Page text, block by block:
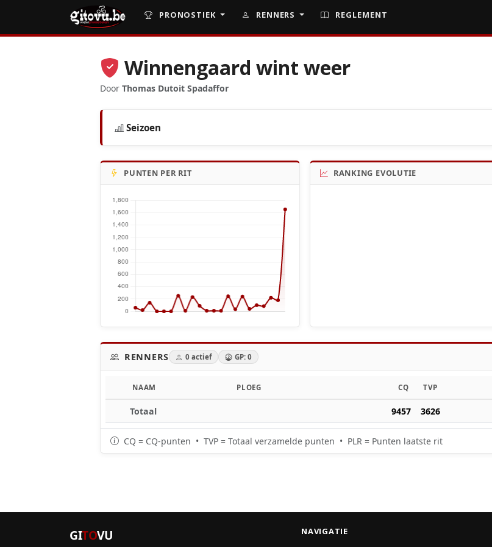
PRONOSTIEK RENNERS REGLEMENT
Winnengaard wint weer
DoorThomas Dutoit Spadaffor
Seizoen
PUNTEN PER RIT RANKING EVOLUTIE
RENNERS 0 actief GP: 0
NAAM PLOEG CQ TVP
Totaal 9457 3626
CQ = CQ-punten • TVP = Totaal verzamelde punten • PLR = Punten laatste rit
GITOVU NAVIGATIE